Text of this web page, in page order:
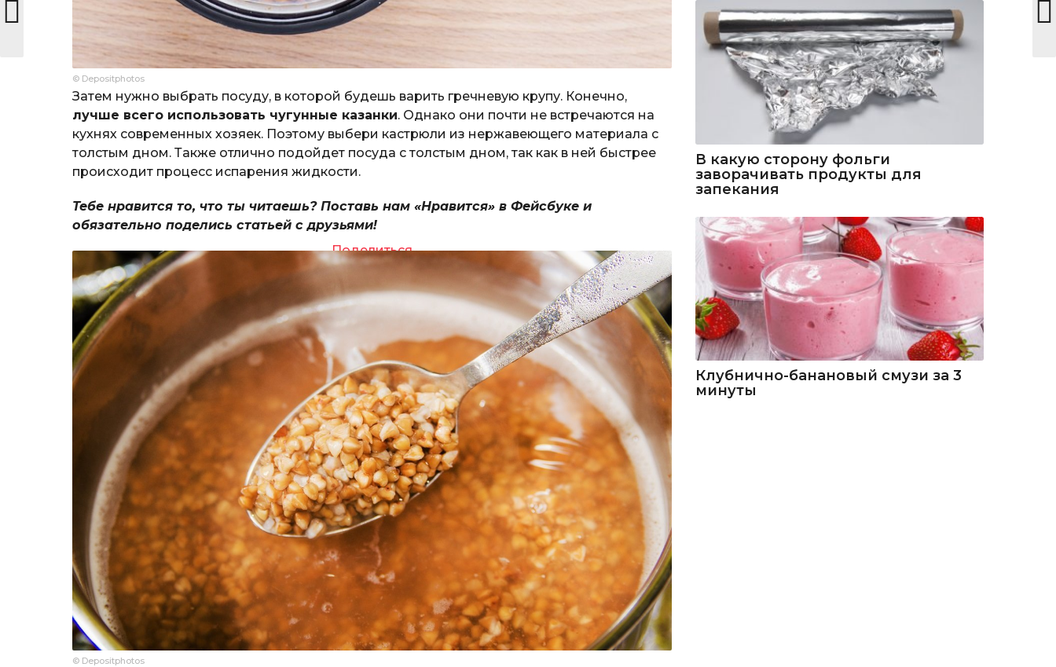
© Depositphotos
Затем нужно выбрать посуду, в которой будешь варить гречневую крупу. Конечно,
лучше всего использовать чугунные казанки. Однако они почти не встречаются на
кухнях современных хозяек. Поэтому выбери кастрюли из нержавеющего материала с
толстым дном. Также отлично подойдет посуда с толстым дном, так как в ней быстрее
происходит процесс испарения жидкости.
Тебе нравится то, что ты читаешь? Поставь нам «Нравится» в Фейсбуке и
обязательно поделись статьей с друзьями!
Поделиться
© Depositphotos
В какую сторону фольги
заворачивать продукты для
запекания
Клубнично-банановый смузи за 3
минуты